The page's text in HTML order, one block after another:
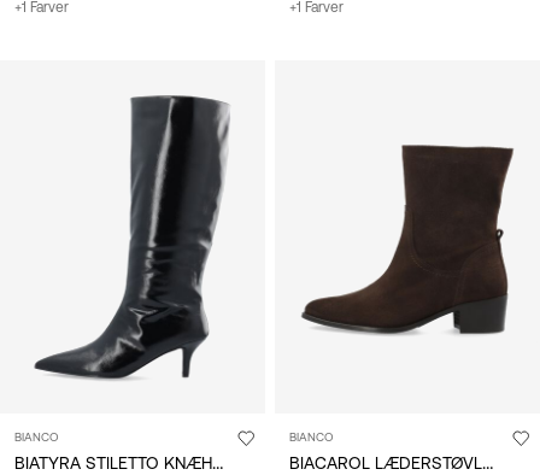
+1 Farver +1 Farver
BIANCO
BIATYRA STILETTO KNÆHØJE STØVLER
BIANCO
BIACAROL LÆDERSTØVLER